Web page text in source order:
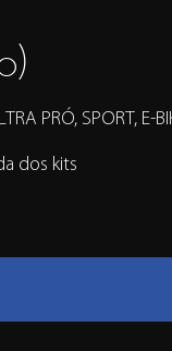
PRÓ, SPORT, E-
dos kits